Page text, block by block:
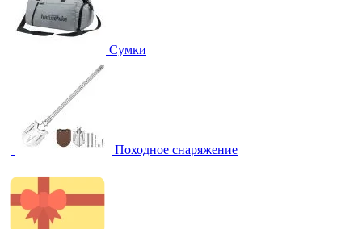
Сумки
Походное снаряжение